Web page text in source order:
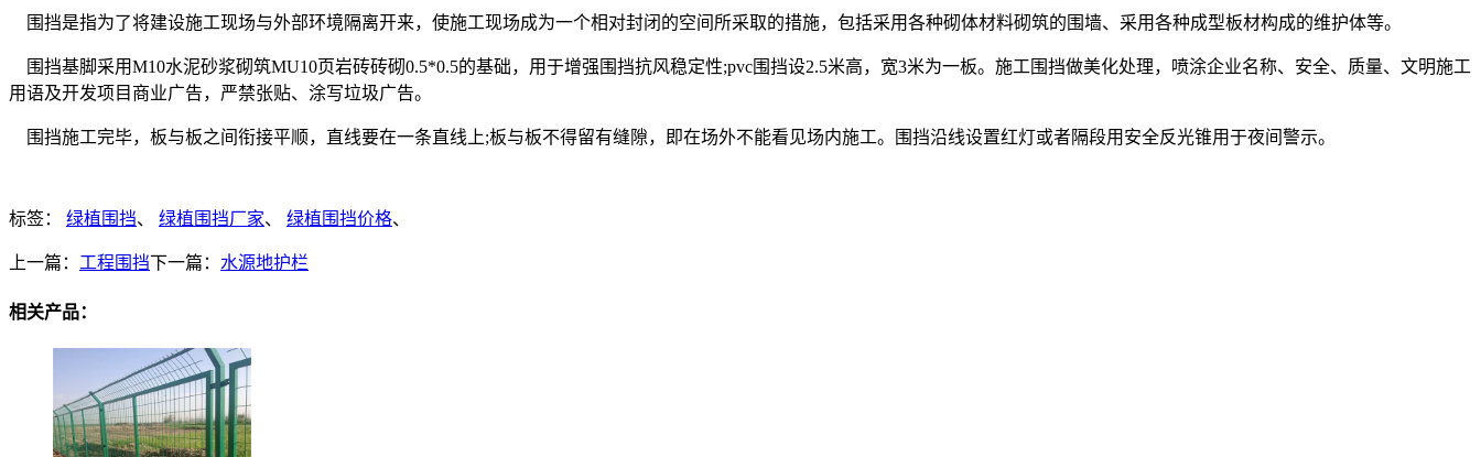
围挡是指为了将建设施工现场与外部环境隔离开来，使施工现场成为一个相对封闭的空间所采取的措施，包括采用各种砌体材料砌筑的围墙、采用各种成型板材构成的维护体等。
围挡基脚采用M10水泥砂浆砌筑MU10页岩砖砖砌0.5*0.5的基础，用于增强围挡抗风稳定性;pvc围挡设2.5米高，宽3米为一板。施工围挡做美化处理，喷涂企业名称、安全、质量、文明施工
用语及开发项目商业广告，严禁张贴、涂写垃圾广告。
围挡施工完毕，板与板之间衔接平顺，直线要在一条直线上;板与板不得留有缝隙，即在场外不能看见场内施工。围挡沿线设置红灯或者隔段用安全反光锥用于夜间警示。
标签： 绿植围挡、 绿植围挡厂家、 绿植围挡价格、
上一篇： 工程围挡下一篇： 水源地护栏
相关产品：